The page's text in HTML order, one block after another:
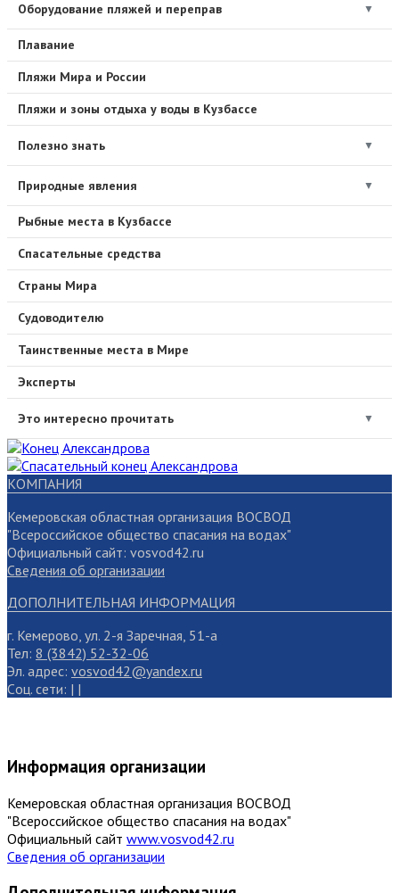
Оборудование пляжей и переправ ▼
Плавание
Пляжи Мира и России
Пляжи и зоны отдыха у воды в Кузбассе
Полезно знать ▼
Природные явления ▼
Рыбные места в Кузбассе
Спасательные средства
Страны Мира
Судоводителю
Таинственные места в Мире
Эксперты
Это интересно прочитать ▼
КОМПАНИЯ
Кемеровская областная организация ВОСВОД
"Всероссийское общество спасания на водах"
Официальный сайт: vosvod42.ru
Сведения об организации
ДОПОЛНИТЕЛЬНАЯ ИНФОРМАЦИЯ
г. Кемерово, ул. 2-я Заречная, 51-а
Тел: 8 (3842) 52-32-06
Эл. адрес: vosvod42@yandex.ru
Cоц. сети: | |
Информация организации
Кемеровская областная организация ВОСВОД
"Всероссийское общество спасания на водах"
Официальный сайт www.vosvod42.ru
Сведения об организации